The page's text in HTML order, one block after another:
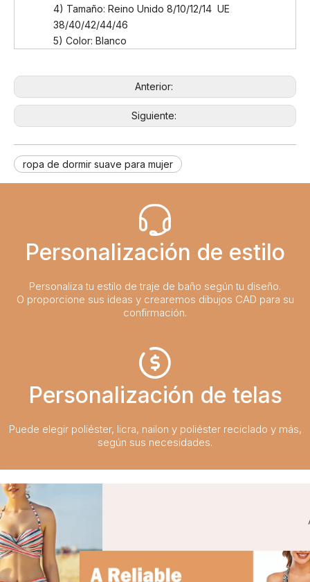
4) Tamaño: Reino Unido 8/10/12/14 UE
38/40/42/44/46
5) Color: Blanco
Anterior:
Siguiente:
ropa de dormir suave para mujer
Personalización de estilo
Personaliza tu estilo de traje de baño según tu diseño.
O proporcione sus ideas y crearemos dibujos CAD para su
confirmación.
Personalización de telas
Puede elegir poliéster, licra, nailon y poliéster reciclado y más,
según sus necesidades.